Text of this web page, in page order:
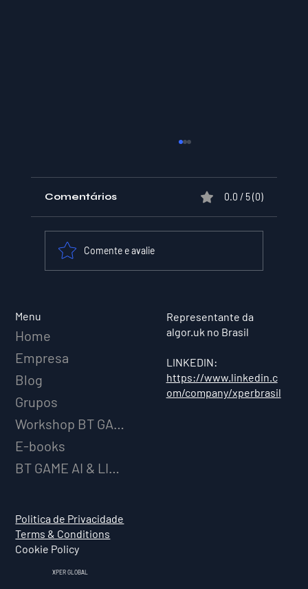
Comentários 0.0 / 5 (0)
Comente e avalie
Menu
Home
Empresa
Blog
Grupos
Workshop BT GAME AI
E-books
BT GAME AI & LICENCIAMENTO
Politica de Privacidade
Terms & Conditions
Cookie Policy
Representante da
algor.uk no Brasil
LINKEDIN:
https://www.linkedin.c
om/company/xperbrasil
XPER GLOBAL